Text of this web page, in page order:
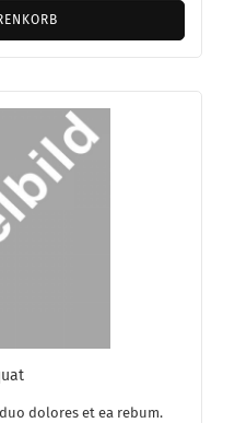
do­lo­res et ea rebum.